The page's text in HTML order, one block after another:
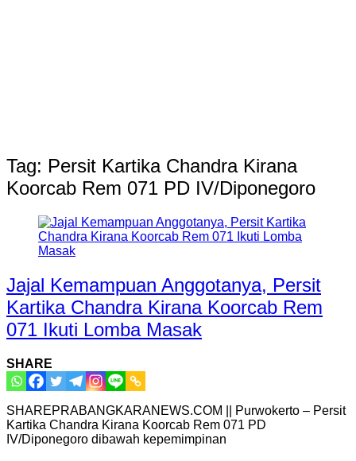
Tag: Persit Kartika Chandra Kirana
Koorcab Rem 071 PD IV/Diponegoro
Jajal Kemampuan Anggotanya, Persit
Kartika Chandra Kirana Koorcab Rem
071 Ikuti Lomba Masak
SHARE
SHAREPRABANGKARANEWS.COM || Purwokerto – Persit
Kartika Chandra Kirana Koorcab Rem 071 PD
IV/Diponegoro dibawah kepemimpinan